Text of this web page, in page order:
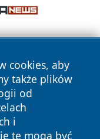
cookies, aby
także plików
od
i
te mogą być
prawa